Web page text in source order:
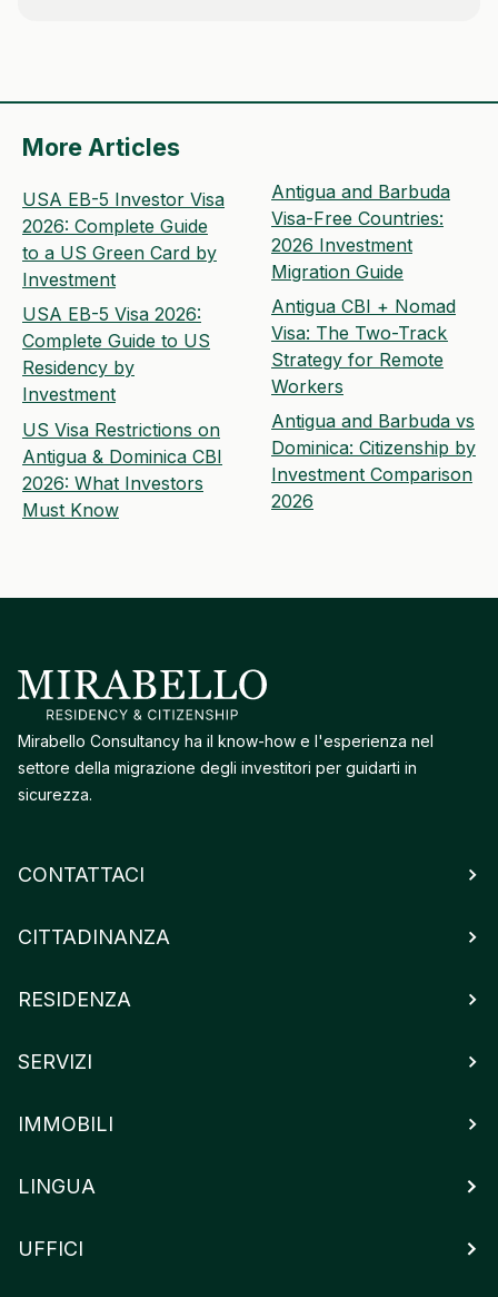
More Articles
USA EB-5 Investor Visa
2026: Complete Guide
to a US Green Card by
Investment
USA EB-5 Visa 2026:
Complete Guide to US
Residency by
Investment
US Visa Restrictions on
Antigua & Dominica CBI
2026: What Investors
Must Know
Antigua and Barbuda
Visa-Free Countries:
2026 Investment
Migration Guide
Antigua CBI + Nomad
Visa: The Two-Track
Strategy for Remote
Workers
Antigua and Barbuda vs
Dominica: Citizenship by
Investment Comparison
2026
Mirabello Consultancy ha il know-how e l'esperienza nel
settore della migrazione degli investitori per guidarti in
sicurezza.
CONTATTACI
CITTADINANZA
RESIDENZA
SERVIZI
IMMOBILI
LINGUA
UFFICI